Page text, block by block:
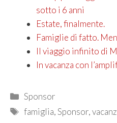
sotto i 6 anni
Estate, finalmente.
Famiglie di fatto.
Il viaggio infinito di
In vacanza con
Categories
Sponsor
Tags
famiglia,Sponsor,